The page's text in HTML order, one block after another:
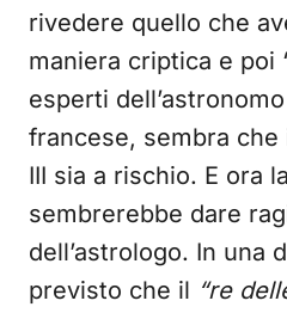
rivedere quello che
maniera criptica e poi
esperti
francese, sembra
III sia a rischio. E ora
sembrerebbe dare
dell’astrologo. In una
previsto che il “re